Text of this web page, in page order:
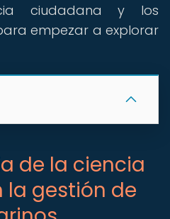
ciudadana y los
empezar a explorar
de la ciencia
gestión de